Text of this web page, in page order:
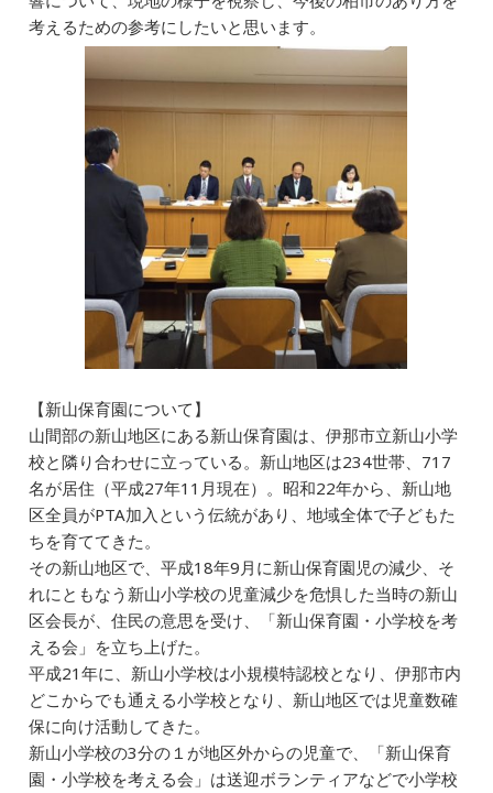
考えるための参考にしたいと思います。
【新山保育園について】
山間部の新山地区にある新山保育園は、伊那市立新山小学
校と隣り合わせに立っている。新山地区は234世帯、717
名が居住（平成27年11月現在）。昭和22年から、新山地
区全員がPTA加入という伝統があり、地域全体で子どもた
ちを育ててきた。
その新山地区で、平成18年9月に新山保育園児の減少、そ
れにともなう新山小学校の児童減少を危惧した当時の新山
区会長が、住民の意思を受け、「新山保育園・小学校を考
える会」を立ち上げた。
平成21年に、新山小学校は小規模特認校となり、伊那市内
どこからでも通える小学校となり、新山地区では児童数確
保に向け活動してきた。
新山小学校の3分の１が地区外からの児童で、「新山保育
園・小学校を考える会」は送迎ボランティアなどで小学校